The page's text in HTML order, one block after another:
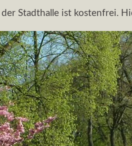
Stadthalle ist kostenfrei.